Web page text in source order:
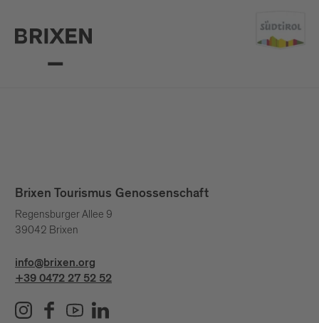
Brixen Tourismus Genossenschaft
Regensburger Allee 9
39042 Brixen
info@brixen.org
+39 0472 27 52 52